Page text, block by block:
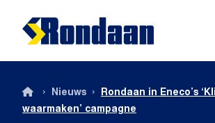
› Nieuws ›
Rondaan in Eneco’s
waarmaken’ campagne